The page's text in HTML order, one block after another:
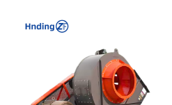
производительность и
надежность